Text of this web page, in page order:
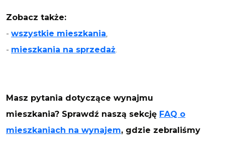
Zobacz także:
- wszystkie mieszkania,
- mieszkania na sprzedaż.
Masz pytania dotyczące wynajmu
mieszkania? Sprawdź naszą sekcję FAQ o
mieszkaniach na wynajem, gdzie zebraliśmy